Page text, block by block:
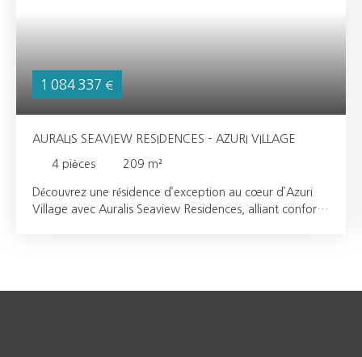
1 084 337€
AURALIS SEAVIEW RESIDENCES – AZURI VILLAGE
4 pièces 209 m²
Découvrez une résidence d’exception au cœur d’Azuri
Village avec Auralis Seaview Residences, alliant confort,
chambre d’amis ou un espace familial supplémentaire.